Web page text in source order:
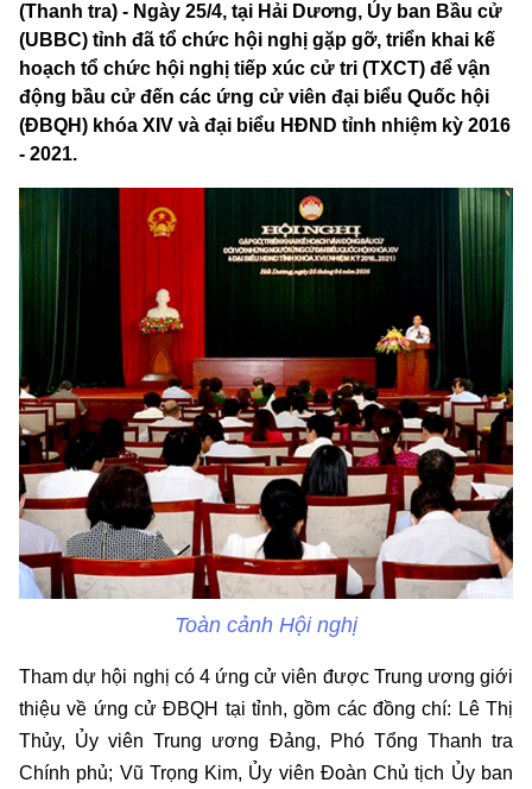
(Thanh tra) - Ngày 25/4, tại Hải Dương, Ủy ban Bầu cử
(UBBC) tỉnh đã tổ chức hội nghị gặp gỡ, triển khai kế
hoạch tổ chức hội nghị tiếp xúc cử tri (TXCT) để vận
động bầu cử đến các ứng cử viên đại biểu Quốc hội
(ĐBQH) khóa XIV và đại biểu HĐND tỉnh nhiệm kỳ 2016
- 2021.
Toàn cảnh Hội nghị
Tham dự hội nghị có 4 ứng cử viên được Trung ương giới
thiệu về ứng cử ĐBQH tại tỉnh, gồm các đồng chí: Lê Thị
Thủy, Ủy viên Trung ương Đảng, Phó Tổng Thanh tra
Chính phủ; Vũ Trọng Kim, Ủy viên Đoàn Chủ tịch Ủy ban